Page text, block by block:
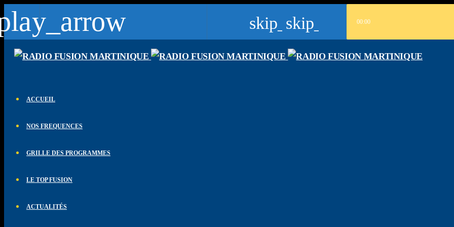
skip_previous
skip_next 00:00
Fusion Martinique
Fusion Saint-Martin
Saint-Martin - St Barth - St Vincent 102.1 FM
CK RADIO
Le son des caraibes - DAB+
ACCUEIL
NOS FREQUENCES
GRILLE DES PROGRAMMES
LE TOP FUSION
ACTUALITÉS